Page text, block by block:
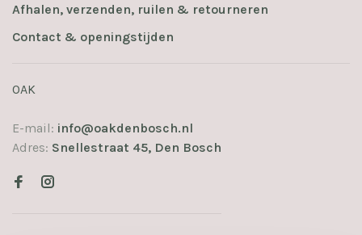
Afhalen, verzenden, ruilen & retourneren
Contact & openingstijden
OAK
E-mail: info@oakdenbosch.nl
Adres: Snellestraat 45, Den Bosch